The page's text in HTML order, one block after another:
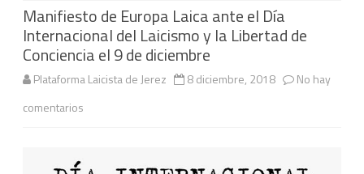
Manifiesto de Europa Laica ante el Día
Internacional del Laicismo y la Libertad de
Conciencia el 9 de diciembre
Plataforma Laicista de Jerez 8 diciembre, 2018
No hay
comentarios